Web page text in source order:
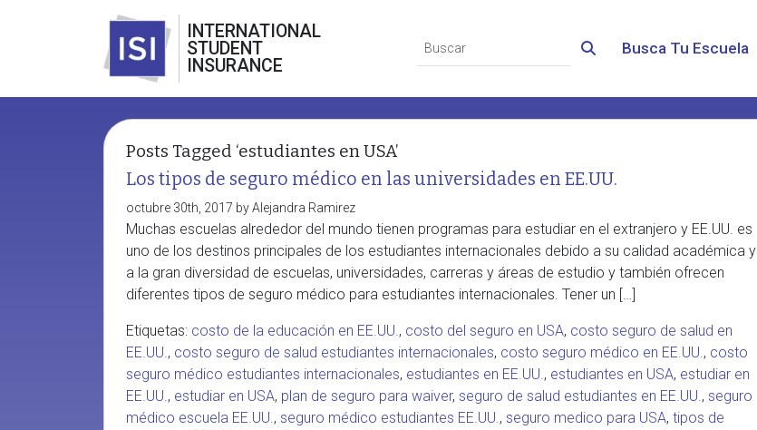
INTERNATIONAL
STUDENT
INSURANCE
Busca Tu Escuela
Posts Tagged ‘estudiantes en USA’
Los tipos de seguro médico en las universidades en EE.UU.
octubre 30th, 2017 by Alejandra Ramirez
Muchas escuelas alrededor del mundo tienen programas para estudiar en el extranjero y EE.UU. es
uno de los destinos principales de los estudiantes internacionales debido a su calidad académica y
a la gran diversidad de escuelas, universidades, carreras y áreas de estudio y también ofrecen
diferentes tipos de seguro médico para estudiantes internacionales. Tener un […]
Etiquetas: costo de la educación en EE.UU., costo del seguro en USA, costo seguro de salud en
EE.UU., costo seguro de salud estudiantes internacionales, costo seguro médico en EE.UU., costo
seguro médico estudiantes internacionales, estudiantes en EE.UU., estudiantes en USA, estudiar en
EE.UU., estudiar en USA, plan de seguro para waiver, seguro de salud estudiantes en EE.UU., seguro
médico escuela EE.UU., seguro médico estudiantes EE.UU., seguro medico para USA, tipos de